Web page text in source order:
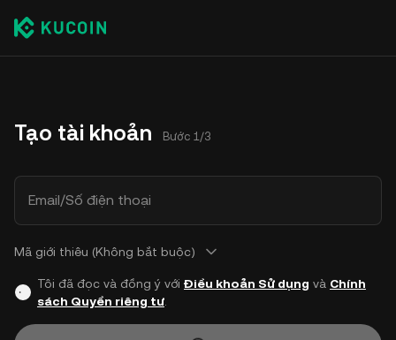
Tạo tài khoản Bước 1/3
Email/Số điện thoại
Mã giới thiêu (Không bắt buộc)
Tôi đã đọc và đồng ý với Điều khoản Sử dụng và Chính
sách Quyền riêng tư.